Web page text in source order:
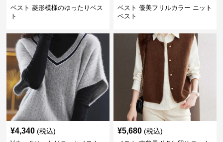
ベスト 菱形模様のゆったりベス
ト
ベスト 優美フリルカラー ニット
ベスト
¥4,340 (税込) ¥5,680 (税込)